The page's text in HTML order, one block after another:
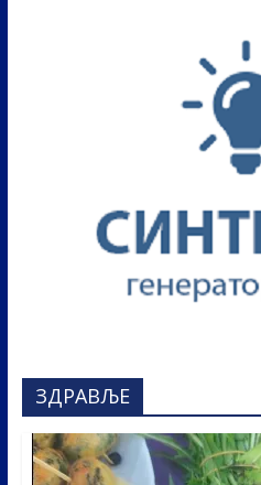
ЗДРАВЉЕ